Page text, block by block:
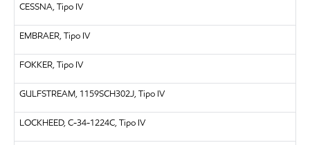
CESSNA, Tipo IV
EMBRAER, Tipo IV
FOKKER, Tipo IV
GULFSTREAM, 1159SCH302J, Tipo IV
LOCKHEED, C-34-1224C, Tipo IV